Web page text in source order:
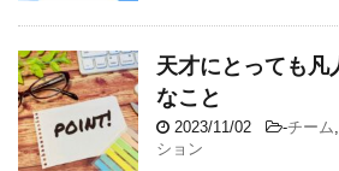
天才にとっても凡
なこと
2023/11/02 -チーム,
ション